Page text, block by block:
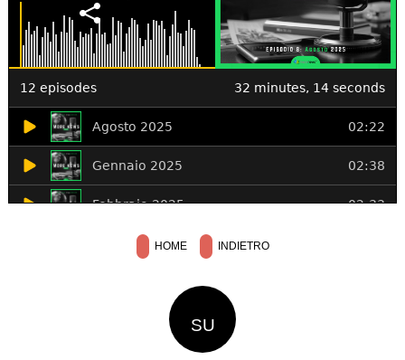
HOME INDIETRO
SU